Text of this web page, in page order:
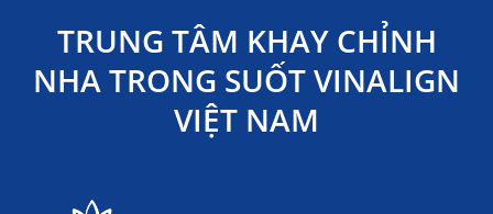
TRUNG TÂM KHAY CHỈNH
NHA TRONG SUỐT VINALIGN
VIỆT NAM